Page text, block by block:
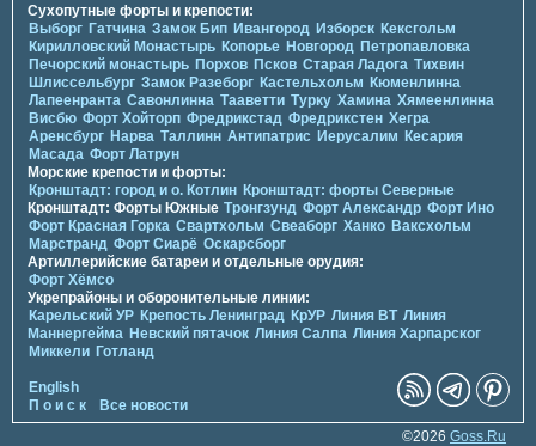
Сухопутные форты и крепости:
Выборг Гатчина Замок Бип Ивангород Изборск Кексгольм
Кирилловский Монастырь Копорье Новгород Петропавловка
Печорcкий монастырь Порхов Псков Старая Ладога Тихвин
Шлиссельбург Замок Разеборг Кастельхольм Кюменлинна
Лапеенранта Савонлинна Тааветти Турку Хамина Хямеенлинна
Висбю Форт Хойторп Фредрикстад Фредрикстен Хегра
Аренсбург Нарва Таллинн Антипатрис Иерусалим Кесария
Масада Форт Латрун
Морские крепости и форты:
Кронштадт: город и о. Котлин Кронштадт: форты Северные
Кронштадт: Форты Южные Тронгзунд Форт Александр Форт Ино
Форт Красная Горка Свартхольм Свеаборг Ханко Ваксхольм
Марстранд Форт Сиарё Оскарсборг
Артиллерийские батареи и отдельные орудия:
Форт Хёмсо
Укрепрайоны и оборонительные линии:
Карельский УР Крепость Ленинград КрУР Линия ВТ Линия
Маннергейма Невский пятачок Линия Салпа Линия Харпарског
Миккели Готланд
English
П о и с к
Все новости
©2026 Goss.Ru